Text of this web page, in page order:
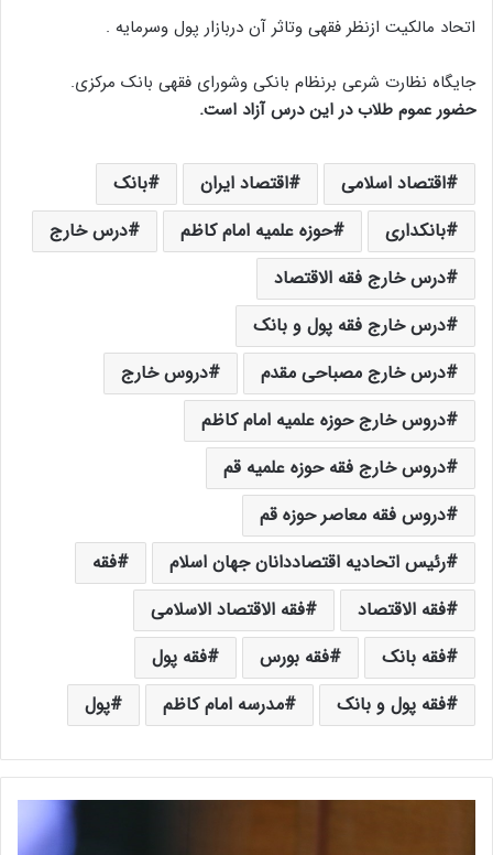
اتحاد مالکیت ازنظر فقهى وتاثر آن دربازار پول وسرمایه .
جایگاه نظارت شرعى برنظام بانکى وشوراى فقهى بانک مرکزى.
حضور عموم طلاب در این درس آزاد است.
اقتصاد اسلامی اقتصاد ایران
بانک
بانکداری
حوزه علمیه امام کاظم
درس خارج
درس خارج فقه الاقتصاد
درس خارج فقه پول و بانک
درس خارج مصباحی مقدم
دروس خارج
دروس خارج حوزه علمیه امام کاظم
دروس خارج فقه حوزه علمیه قم
دروس فقه معاصر حوزه قم
رئیس اتحادیه اقتصاددانان جهان اسلام
فقه
فقه الاقتصاد
فقه الاقتصاد الاسلامی
فقه بانک
فقه بورس
فقه پول
فقه پول و بانک
مدرسه امام کاظم پول